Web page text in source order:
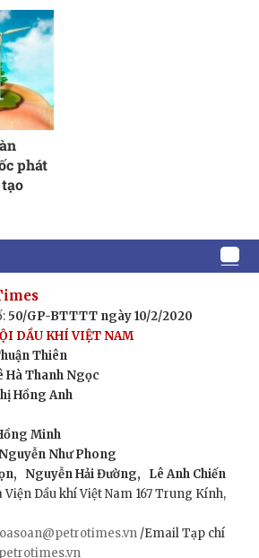
phát
50/GP-BTTTT ngày 10/2/2020
DẦU KHÍ VIỆT NAM
Thiên
Hà Thanh Ngọc
Hồng Anh
Minh
Như Phong
Nguyễn Hải Đường,
Lê Anh Chiến
Dầu khí Việt Nam 167 Trung Kính,
/Email Tạp chí